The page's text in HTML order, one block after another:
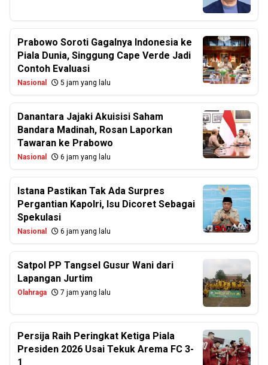
Prabowo Soroti Gagalnya Indonesia ke
Piala Dunia, Singgung Cape Verde Jadi
Contoh Evaluasi
Nasional 5 jam yang lalu
Danantara Jajaki Akuisisi Saham
Bandara Madinah, Rosan Laporkan
Tawaran ke Prabowo
Nasional 6 jam yang lalu
Istana Pastikan Tak Ada Surpres
Pergantian Kapolri, Isu Dicoret Sebagai
Spekulasi
Nasional 6 jam yang lalu
Satpol PP Tangsel Gusur Wani dari
Lapangan Jurtim
Olahraga 7 jam yang lalu
Persija Raih Peringkat Ketiga Piala
Presiden 2026 Usai Tekuk Arema FC 3-
1